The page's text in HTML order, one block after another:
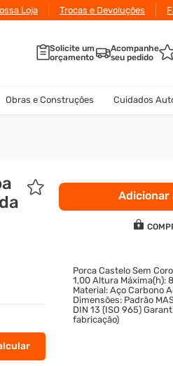
para pagamento via Pix ou Boleto
Loja Trocas e Devoluções
Solicite um
orçamento
Acompanhe
seu pedido
Obras e Construções Cuidados
Adicionar
Porca Castelo Sem
1,00 Altura Máxima(h):
Material: Aço Carbono
Dimensões: Padrão
DIN 13 (ISO 965)
fabricação)